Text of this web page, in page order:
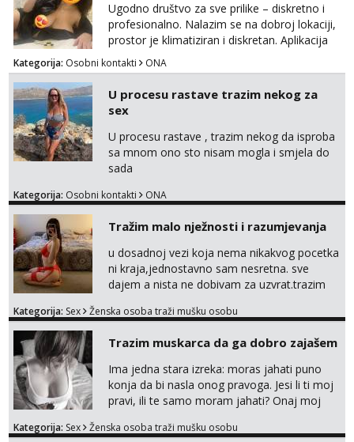
Ugodno društvo za sve prilike – diskretno i
profesionalno. Nalazim se na dobroj lokaciji,
prostor je klimatiziran i diskretan. Aplikacija
what sapp 0957660399.
Kategorija: Osobni kontakti ONA
U procesu rastave trazim nekog za
sex
U procesu rastave , trazim nekog da isproba
sa mnom ono sto nisam mogla i smjela do
sada
Kategorija: Osobni kontakti ONA
Tražim malo nježnosti i razumjevanja
u dosadnoj vezi koja nema nikakvog pocetka
ni kraja,jednostavno sam nesretna. sve
dajem a nista ne dobivam za uzvrat.trazim
trazim puno samo malo njeznosti i
poljupce po tijelu koji me jako
pale,obozavam kad muskarac preuzme
kontrolu . javi se :) Klikni na link ispod i nadji
me tamo, cekam te!
Kategorija: Sex Ženska osoba traži mušku osobu
Trazim muskarca da ga dobro zajašem
Ima jedna stara izreka: moras jahati puno
konja da bi nasla onog pravoga. Jesi li ti moj
pravi, ili te samo moram jahati? Onaj moj
na sexdater link i javi mi se tamo....
Kategorija: Sex Ženska osoba traži mušku osobu